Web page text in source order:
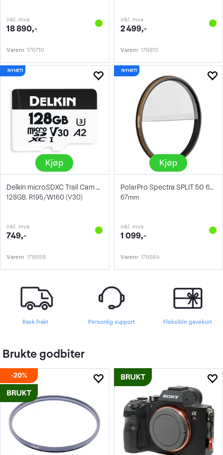
inkl. mva
18 890,-
Varenr 176710
inkl. mva
2 499,-
Varenr 176813
Kjøp
Delkin microSDXC Trail Cam Hyperspeed
128GB. R195/W160 (V30)
inkl. mva
749,-
Varenr 176698
Kjøp
PolarPro Spectra SPLIT 50 67mm
67mm
inkl. mva
1 099,-
Varenr 176664
Rask frakt Personlig support Fleksible gavekort
Brukte godbiter
20%